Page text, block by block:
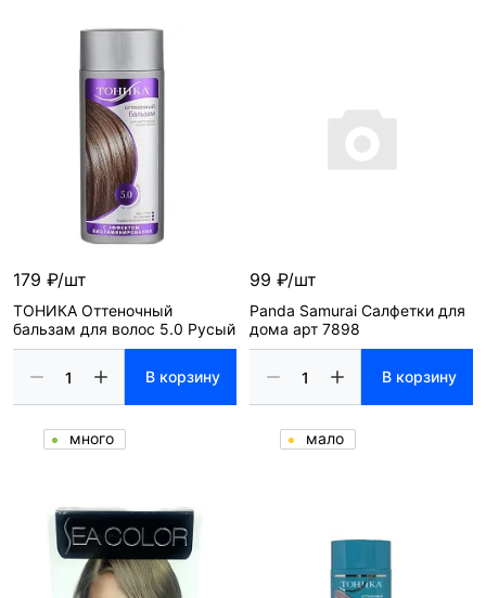
179 ₽/шт
ТОНИКА Оттеночный
бальзам для волос 5.0 Русый
В корзину
много
99 ₽/шт
Panda Samurai Салфетки для
дома арт 7898
В корзину
мало